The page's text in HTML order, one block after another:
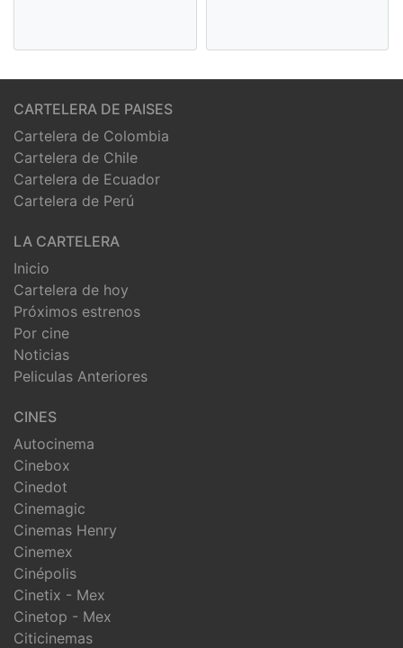
CARTELERA DE PAISES
Cartelera de Colombia
Cartelera de Chile
Cartelera de Ecuador
Cartelera de Perú
LA CARTELERA
Inicio
Cartelera de hoy
Próximos estrenos
Por cine
Noticias
Peliculas Anteriores
CINES
Autocinema
Cinebox
Cinedot
Cinemagic
Cinemas Henry
Cinemex
Cinépolis
Cinetix - Mex
Cinetop - Mex
Citicinemas